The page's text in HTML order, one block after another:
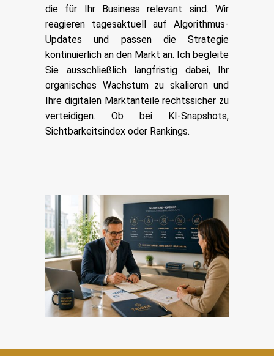
die für Ihr Business relevant sind. Wir
reagieren tagesaktuell auf Algorithmus-
Updates und passen die Strategie
kontinuierlich an den Markt an. Ich begleite
Sie ausschließlich langfristig dabei, Ihr
organisches Wachstum zu skalieren und
Ihre digitalen Marktanteile rechtssicher zu
verteidigen. Ob bei KI-Snapshots,
Sichtbarkeitsindex oder Rankings.